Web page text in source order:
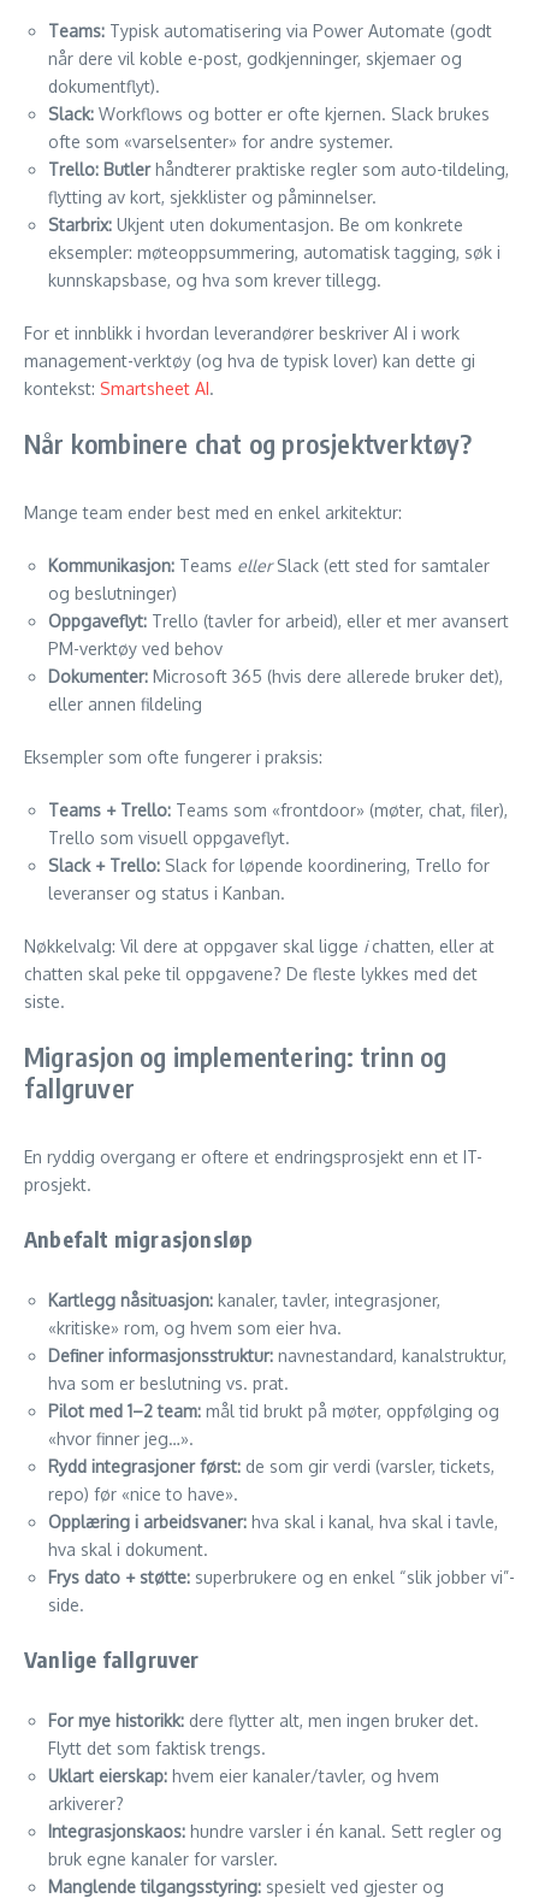
Teams: Typisk automatisering via Power Automate (godt
når dere vil koble e-post, godkjenninger, skjemaer og
dokumentflyt).
Slack: Workflows og botter er ofte kjernen. Slack brukes
ofte som «varselsenter» for andre systemer.
Trello: Butlerhåndterer praktiske regler som auto-tildeling,
flytting av kort, sjekklister og påminnelser.
Starbrix: Ukjent uten dokumentasjon. Be om konkrete
eksempler: møteoppsummering, automatisk tagging, søk i
kunnskapsbase, og hva som krever tillegg.
For et innblikk i hvordan leverandører beskriver AI i work
management-verktøy (og hva de typisk lover) kan dette gi
kontekst: Smartsheet AI.
Når kombinere chat og prosjektverktøy?
Mange team ender best med en enkel arkitektur:
Kommunikasjon: Teams ellerSlack (ett sted for samtaler
og beslutninger)
Oppgaveflyt: Trello (tavler for arbeid), eller et mer avansert
PM-verktøy ved behov
Dokumenter: Microsoft 365 (hvis dere allerede bruker det),
eller annen fildeling
Eksempler som ofte fungerer i praksis:
Teams + Trello: Teams som «frontdoor» (møter, chat, filer),
Trello som visuell oppgaveflyt.
Slack + Trello: Slack for løpende koordinering, Trello for
leveranser og status i Kanban.
Nøkkelvalg: Vil dere at oppgaver skal ligge ichatten, eller at
chatten skal peke til oppgavene? De fleste lykkes med det
siste.
Migrasjon og implementering: trinn og
fallgruver
En ryddig overgang er oftere et endringsprosjekt enn et IT-
prosjekt.
Anbefalt migrasjonsløp
Kartlegg nåsituasjon: kanaler, tavler, integrasjoner,
«kritiske» rom, og hvem som eier hva.
Definer informasjonsstruktur: navnestandard, kanalstruktur,
hva som er beslutning vs. prat.
Pilot med 1–2 team: mål tid brukt på møter, oppfølging og
«hvor finner jeg…».
Rydd integrasjoner først: de som gir verdi (varsler, tickets,
repo) før «nice to have».
Opplæring i arbeidsvaner: hva skal i kanal, hva skal i tavle,
hva skal i dokument.
Frys dato + støtte: superbrukere og en enkel “slik jobber vi”-
side.
Vanlige fallgruver
For mye historikk: dere flytter alt, men ingen bruker det.
Flytt det som faktisk trengs.
Uklart eierskap: hvem eier kanaler/tavler, og hvem
arkiverer?
Integrasjonskaos: hundre varsler i én kanal. Sett regler og
bruk egne kanaler for varsler.
Manglende tilgangsstyring: spesielt ved gjester og